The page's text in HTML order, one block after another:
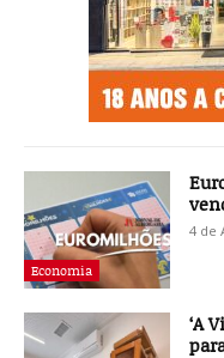
Economia
4 de
‘A